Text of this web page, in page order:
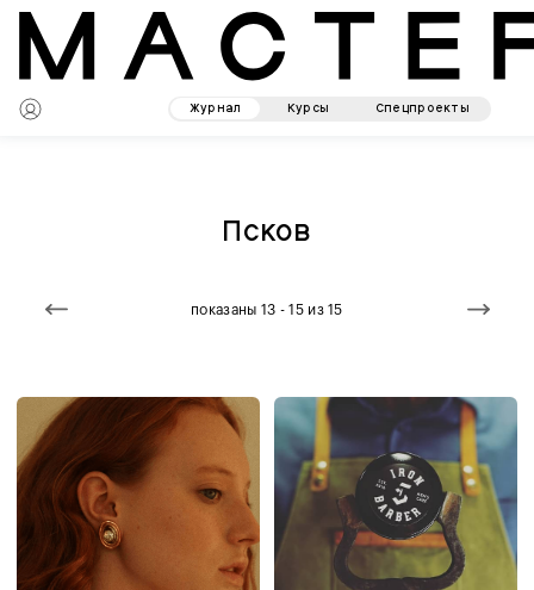
Журнал Курсы Спецпроекты
Псков
показаны 13 - 15 из 15